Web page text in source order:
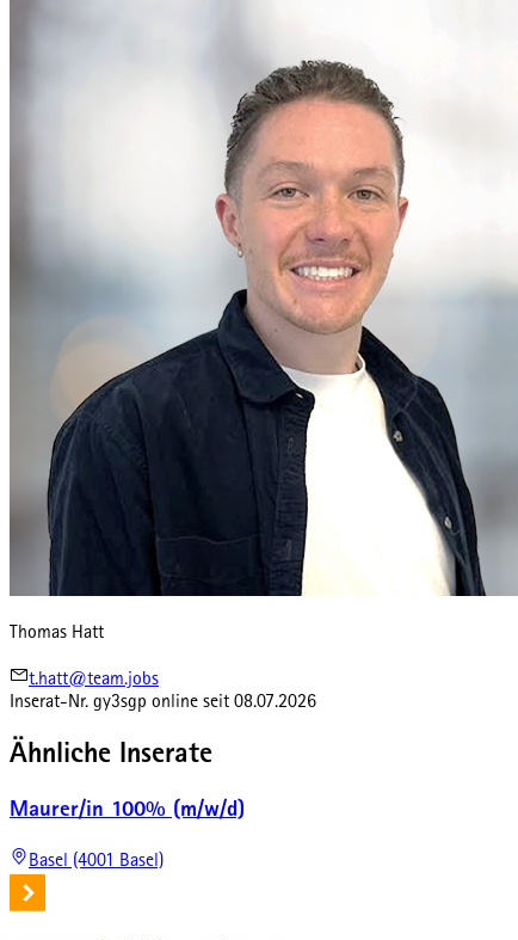
Thomas Hatt
t.hatt@team.jobs
Inserat-Nr. gy3sgp online seit 08.07.2026
Ähnliche Inserate
Maurer/in 100% (m/w/d)
Basel (4001 Basel)